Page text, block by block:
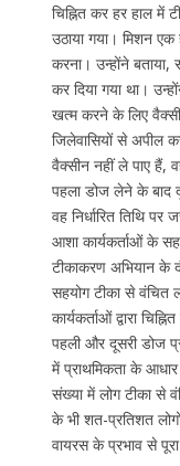
चिह्नित कर हर हाल
उठाया गया। मिशन
करना। उन्होंने बताया,
कर दिया गया था।
खत्म करने के लिए
जिलेवासियों से अपील
वैक्सीन नहीं ले पाए हैं,
पहला डोज लेने के बाद
वह निर्धारित तिथि
आशा कार्यकर्ताओं के
टीकाकरण अभियान के
सहयोग टीका से वंचित
कार्यकर्ताओं द्वारा
पहली और दूसरी डोज
में प्राथमिकता के
संख्या में लोग टीका से
के भी शत-प्रतिशत
वायरस के प्रभाव से